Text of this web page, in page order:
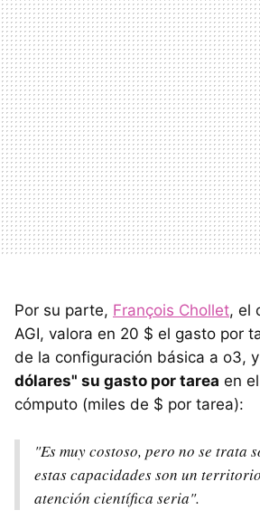
Por su parte, François Chollet, el
AGI, valora en 20 $ el gasto por
de la configuración básica a o3,
dólares" su gasto por tarea en
cómputo (miles de $ por tarea):
"Es muy costoso, pero no se trata
estas capacidades son un
atención científica seria".